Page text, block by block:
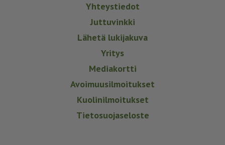
Yhteystiedot
Juttuvinkki
Lähetä lukijakuva
Yritys
Mediakortti
Avoimuusilmoitukset
Kuolinilmoitukset
Tietosuojaseloste